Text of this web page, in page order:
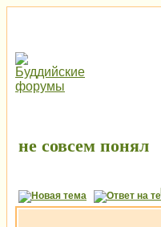
не совсем понял